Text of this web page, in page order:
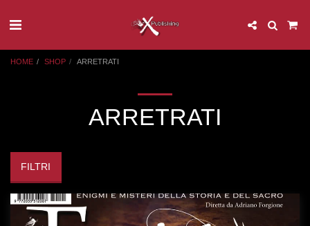
HOME SHOP ARRETRATI
ARRETRATI
FILTRI